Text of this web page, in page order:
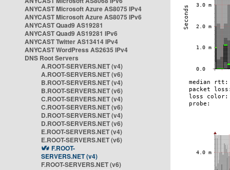
ANYCAST Microsoft Azure AS8075 IPv4
ANYCAST Microsoft Azure AS8075 IPv6
ANYCAST Quad9 AS19281
ANYCAST Quad9 AS19281 IPv6
ANYCAST Twitter AS13414 IPv4
ANYCAST WordPress AS2635 IPv4
DNS Root Servers
A.ROOT-SERVERS.NET (v4)
A.ROOT-SERVERS.NET (v6)
B.ROOT-SERVERS.NET (v4)
B.ROOT-SERVERS.NET (v6)
C.ROOT-SERVERS.NET (v4)
C.ROOT-SERVERS.NET (v6)
D.ROOT-SERVERS.NET (v4)
D.ROOT-SERVERS.NET (v6)
E.ROOT-SERVERS.NET (v4)
E.ROOT-SERVERS.NET (v6)
F.ROOT-
SERVERS.NET (v4)
F.ROOT-SERVERS.NET (v6)